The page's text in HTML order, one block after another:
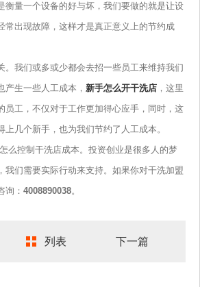
衡量一个设备的好与坏，我们要做的就是让设
常出现故障，这样才是真正意义上的节约成
我们或多或少都会去招一些员工来维持我们
产生一些人工成本， 新手怎么开干洗店 ，这里
员工，不仅对于工作更加得心应手，同时，这
几个新手，也为我们节约了人工成本。
控制干洗店成本。投资创业是很多人的梦
我们需要实际行动来支持。如果你对干洗加盟
询： 4008890038。
列表 下一篇